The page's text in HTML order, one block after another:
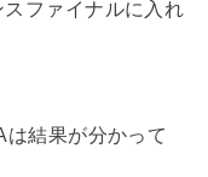
ファイナルに入れ
結果が分かって